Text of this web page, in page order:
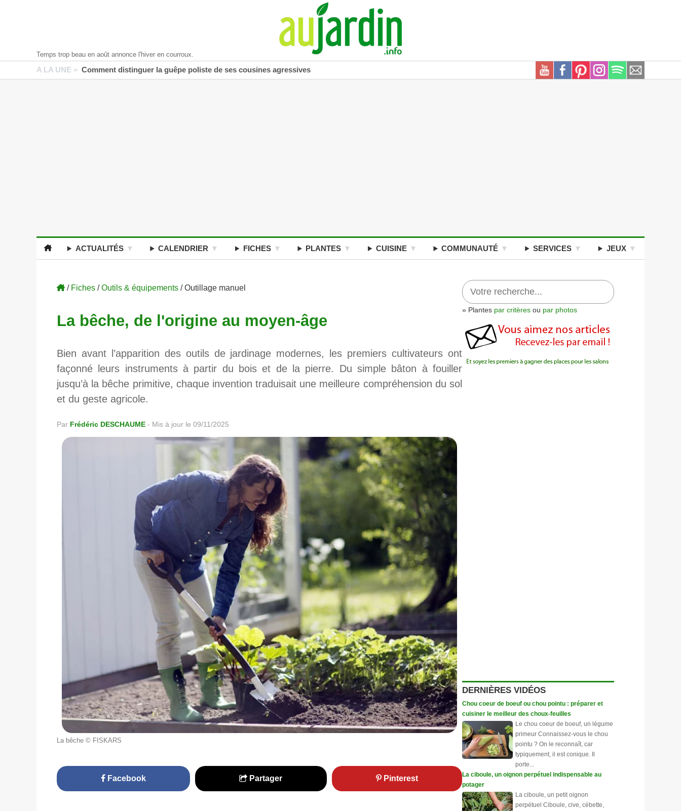
Temps trop beau en août annonce l'hiver en courroux.
A LA UNE » Comment distinguer la guêpe poliste de ses cousines agressives
ACTUALITÉS CALENDRIER FICHES PLANTES CUISINE COMMUNAUTÉ SERVICES JEUX
/ Fiches /Outils & équipements / Outillage manuel
La bêche, de l'origine au moyen-âge
Bien avant l’apparition des outils de jardinage modernes, les premiers cultivateurs ont
façonné leurs instruments à partir du bois et de la pierre. Du simple bâton à fouiller
jusqu’à la bêche primitive, chaque invention traduisait une meilleure compréhension du sol
et du geste agricole.
Par Frédéric DESCHAUME - Mis à jour le 09/11/2025
La bêche © FISKARS
Facebook Partager Pinterest
» Plantes par critères ou par photos
DERNIÈRES VIDÉOS
Chou coeur de boeuf ou chou pointu : préparer et
cuisiner le meilleur des choux-feuilles
Le chou coeur de boeuf, un légume
primeur Connaissez-vous le chou
pointu ? On le reconnaît, car
typiquement, il est conique. Il
porte...
La ciboule, un oignon perpétuel indispensable au
potager
La ciboule, un petit oignon
perpétuel Ciboule, cive, cébette,